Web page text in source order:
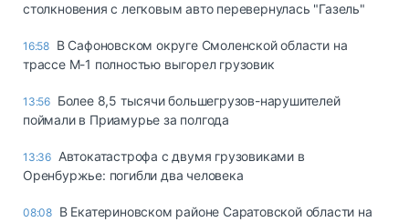
столкновения с легковым авто перевернулась "Газель"
16:58 В Сафоновском округе Смоленской области на
трассе М-1 полностью выгорел грузовик
13:56 Более 8,5 тысячи большегрузов-нарушителей
поймали в Приамурье за полгода
13:36 Автокатастрофа с двумя грузовиками в
Оренбуржье: погибли два человека
08:08 В Екатериновском районе Саратовской области на